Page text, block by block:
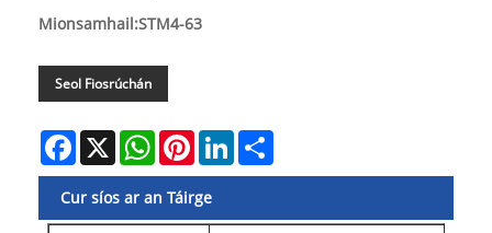
Mionsamhail:STM4-63
Seol Fiosrúchán
Facebook
X WhatsAppPinterestLinkedIn
Cur síos ar an Táirge